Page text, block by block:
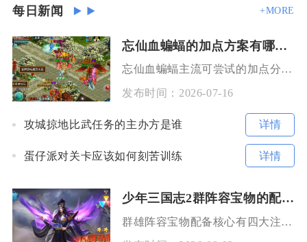
每日新闻 +MORE
忘仙血蝙蝠的加点方案有哪些值得尝试
忘仙血蝙蝠主流可尝试的加点分为纯灵力爆发、灵力耐力均衡、灵力身法暴击、全耐力肉辅四类方案，
发布时间： 2026-07-16
攻城掠地比武任务的主办方是谁 详情
蛋仔派对关卡应该如何刻苦训练 详情
少年三国志2群阵容宝物的配备有哪些注意事项
群雄阵容宝物配备核心有四大注意事项，分别是严格按武将定位匹配宝物、集中资源极限培养核心宝物